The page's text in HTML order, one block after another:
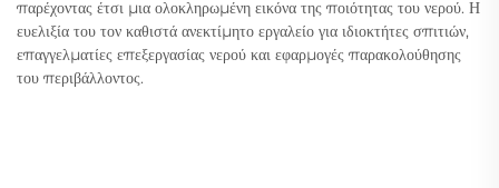
παρέχοντας έτσι μια ολοκληρωμένη εικόνα της ποιότητας του νερού. Η
ευελιξία του τον καθιστά ανεκτίμητο εργαλείο για ιδιοκτήτες σπιτιών,
επαγγελματίες επεξεργασίας νερού και εφαρμογές παρακολούθησης
του περιβάλλοντος.